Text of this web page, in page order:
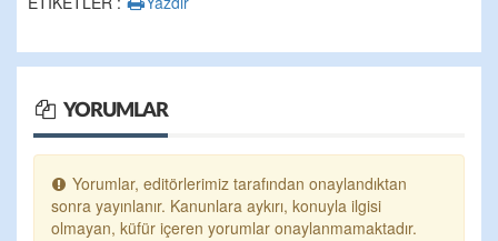
YORUMLAR
Yorumlar, editörlerimiz tarafından onaylandıktan
sonra yayınlanır. Kanunlara aykırı, konuyla ilgisi
olmayan, küfür içeren yorumlar onaylanmamaktadır.